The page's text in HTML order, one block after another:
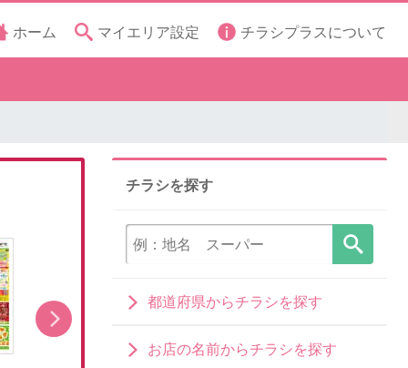
ホーム マイエリア設定 チラシプラスについて
チラシを探す
都道府県からチラシを探す
お店の名前からチラシを探す